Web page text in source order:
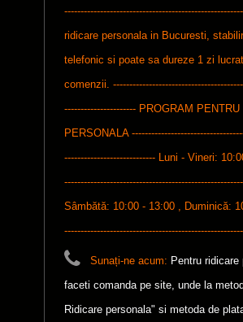
ridicare personala in Bucuresti,
telefonic si poate sa dureze 1 zi
comenzii.
---------------------- PROGRAM
PERSONALA
---------------------------- Luni - Vineri:
Sâmbătă: 10:00 - 13:00 , Duminică:
Sunați-ne acum: Pentru
faceti comanda pe site, unde la
Ridicare personala" si metoda de